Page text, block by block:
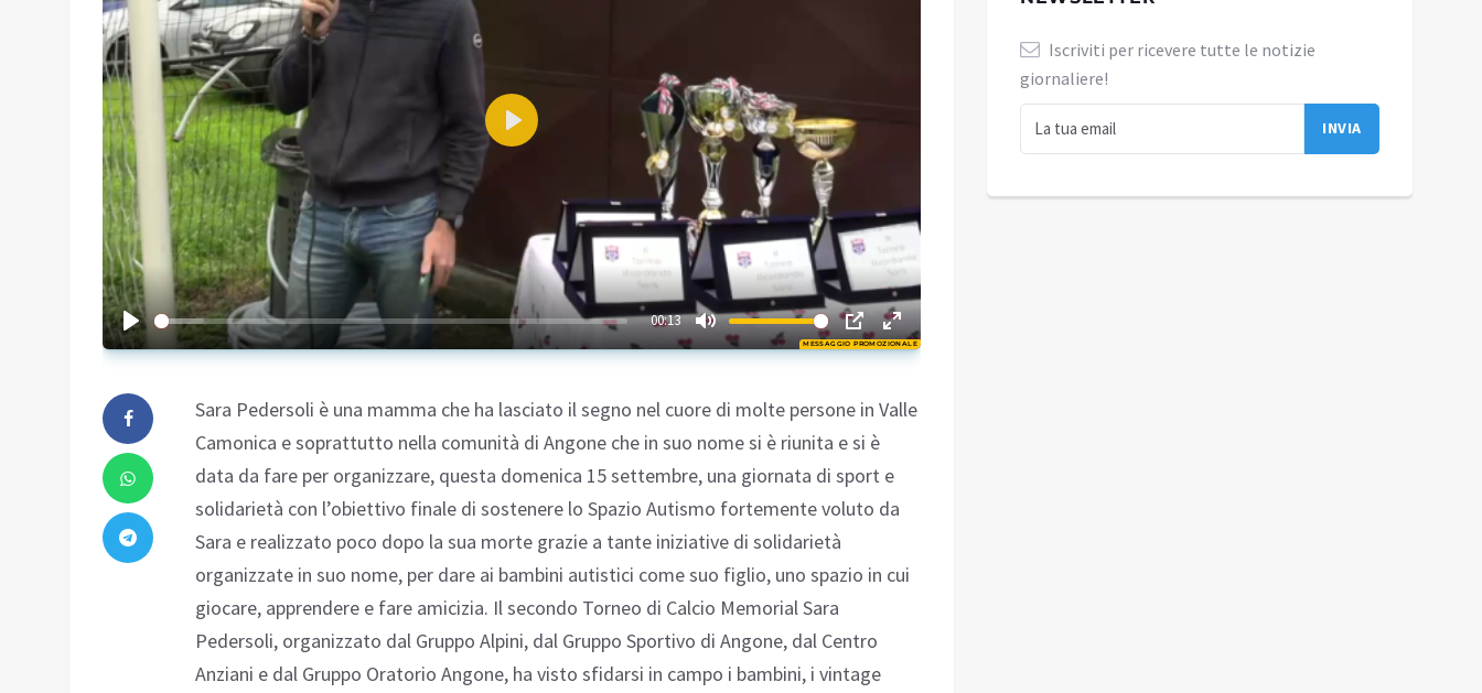
MESSAGGIO PROMOZIONALE
00:13
Play
00:23
Sara Pedersoli è una mamma che ha lasciato il segno nel cuore di molte persone in Valle
Camonica e soprattutto nella comunità di Angone che in suo nome si è riunita e si è
data da fare per organizzare, questa domenica 15 settembre, una giornata di sport e
solidarietà con l’obiettivo finale di sostenere lo Spazio Autismo fortemente voluto da
Sara e realizzato poco dopo la sua morte grazie a tante iniziative di solidarietà
organizzate in suo nome, per dare ai bambini autistici come suo figlio, uno spazio in cui
giocare, apprendere e fare amicizia. Il secondo Torneo di Calcio Memorial Sara
Pedersoli, organizzato dal Gruppo Alpini, dal Gruppo Sportivo di Angone, dal Centro
Anziani e dal Gruppo Oratorio Angone, ha visto sfidarsi in campo i bambini, i vintage
Iscriviti per ricevere tutte le notizie
giornaliere!